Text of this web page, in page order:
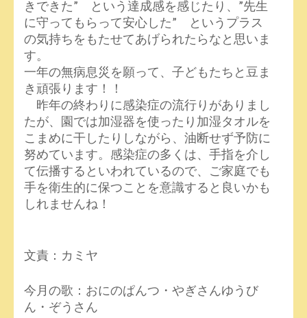
きできた” という達成感を感じたり、”先生
に守ってもらって安心した” というプラス
の気持ちをもたせてあげられたらなと思いま
す。
一年の無病息災を願って、子どもたちと豆ま
き頑張ります！！
昨年の終わりに感染症の流行りがありまし
たが、園では加湿器を使ったり加湿タオルを
こまめに干したりしながら、油断せず予防に
努めています。感染症の多くは、手指を介し
て伝播するといわれているので、ご家庭でも
手を衛生的に保つことを意識すると良いかも
しれませんね！
文責：カミヤ
今月の歌：おにのぱんつ・やぎさんゆうび
ん・ぞうさん